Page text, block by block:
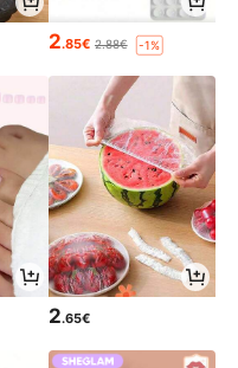
2.85€ 2.88€ -1%
2.65€